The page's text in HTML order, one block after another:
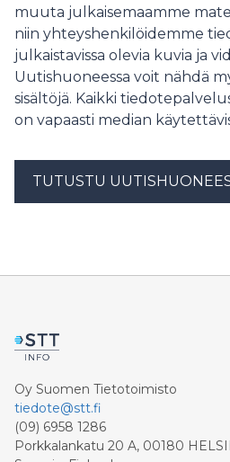
muuta julkaisemaamme
niin yhteyshenkilöidemme
julkaistavissa olevia kuvia ja
Uutishuoneessa voit nähdä
sisältöjä. Kaikki
on vapaasti median
TUTUSTU
Oy Suomen Tietotoimisto
tiedote@stt.fi
(09) 6958 1286
Porkkalankatu 20 A, 00180